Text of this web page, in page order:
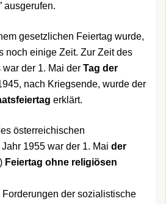
ausgerufen.
gesetzlichen Feiertag wurde,
noch einige Zeit. Zur Zeit des
der 1. Mai der Tag der
nach Kriegsende, wurde der
erklärt.
österreichischen
1955 war der 1. Mai der
Feiertag ohne religiösen
der sozialistische